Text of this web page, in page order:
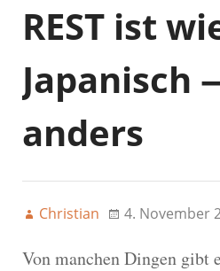
REST ist
Japanisch
anders
Christian 4. November
Von manchen Dingen gibt